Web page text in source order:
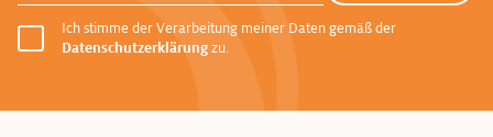
Ich stimme der Verarbeitung meiner Daten gemäß der
Datenschutzerklärung zu.